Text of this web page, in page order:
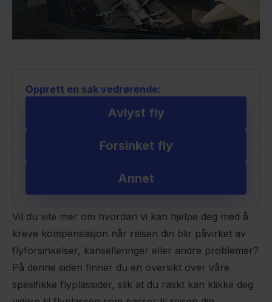
Opprett en sak vedrørende:
Avlyst fly
Forsinket fly
Annet
Vil du vite mer om hvordan vi kan hjelpe deg med å
kreve kompensasjon når reisen din blir påvirket av
flyforsinkelser, kanselleringer eller andre problemer?
På denne siden finner du en oversikt over våre
spesifikke flyplassider, slik at du raskt kan klikke deg